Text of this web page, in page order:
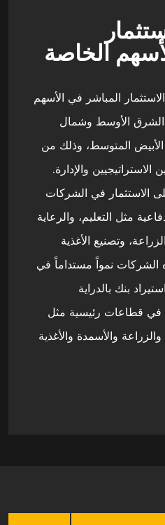
الخاصة
المباشر في الأسهم
الشرق الأوسط وشمال
المتوسط، وذلك من
والإدارة.
الاستثمار في الشركات
مثل التعليم، والرعاية
وتصنيع الأغذية
نمواً مستداماً في
بنك بالدراية
في قطاعات رئيسية مثل
والأسمدة والأغذية